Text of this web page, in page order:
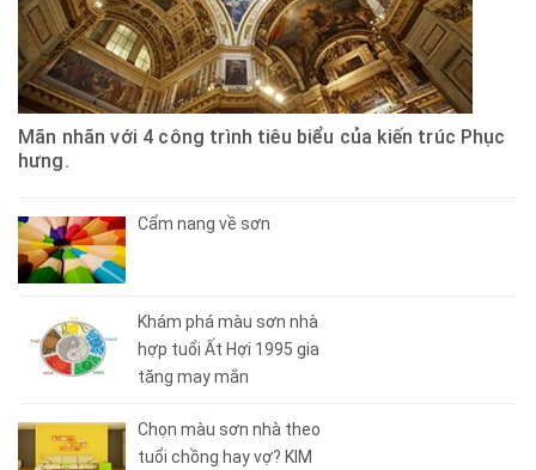
Mãn nhãn với 4 công trình tiêu biểu của kiến trúc Phục
hưng.
Cẩm nang về sơn
Khám phá màu sơn nhà
hợp tuổi Ất Hợi 1995 gia
tăng may mắn
Chọn màu sơn nhà theo
tuổi chồng hay vợ? KIM